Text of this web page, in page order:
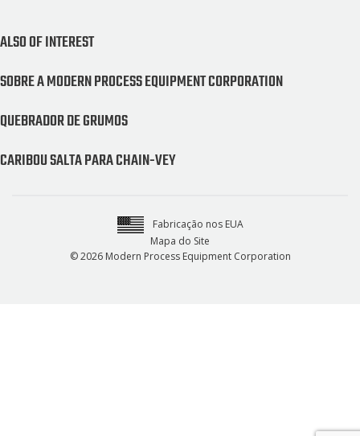
ALSO OF INTEREST
SOBRE A MODERN PROCESS EQUIPMENT CORPORATION
QUEBRADOR DE GRUMOS
CARIBOU SALTA PARA CHAIN-VEY
Fabricação nos EUA
Mapa do Site
© 2026 Modern Process Equipment Corporation